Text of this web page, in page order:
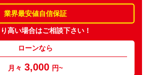
業界最安値自信保証
高い場合はご相談下さい！
ローンなら
月々 3,000 円~